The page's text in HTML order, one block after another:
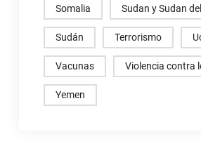
Somalia Sudan y Sudan
Sudán Terrorismo
Vacunas Violencia contra
Yemen